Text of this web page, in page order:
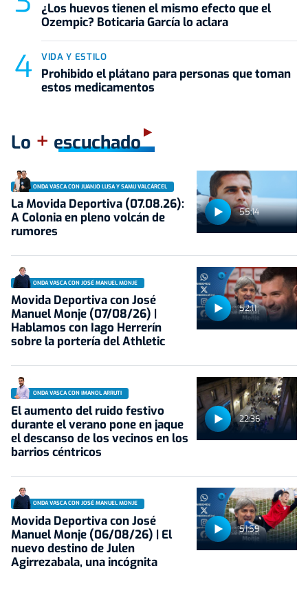
¿Los huevos tienen el mismo efecto que el
Ozempic? Boticaria García lo aclara
VIDA Y ESTILO
Prohibido el plátano para personas que toman
estos medicamentos
Lo + escuchado
55:14
ONDA VASCA CON JUANJO LUSA Y SAMU VALCÁRCEL
La Movida Deportiva (07.08.26):
A Colonia en pleno volcán de
rumores
52:11
ONDA VASCA CON JOSÉ MANUEL MONJE
Movida Deportiva con José
Manuel Monje (07/08/26) |
Hablamos con Iago Herrerín
sobre la portería del Athletic
22:36
ONDA VASCA CON IMANOL ARRUTI
El aumento del ruido festivo
durante el verano pone en jaque
el descanso de los vecinos en los
barrios céntricos
51:59
ONDA VASCA CON JOSÉ MANUEL MONJE
Movida Deportiva con José
Manuel Monje (06/08/26) | El
nuevo destino de Julen
Agirrezabala, una incógnita